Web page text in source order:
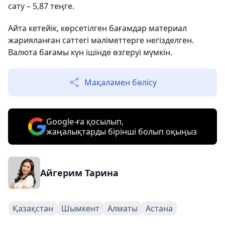
сату – 5,87 теңге.
Айта кетейік, көрсетілген бағамдар материал
жарияланған сәттегі мәліметтерге негізделген.
Валюта бағамы күн ішінде өзгеруі мүмкін.
Мақаламен бөлісу
Google-ға қосылып,
жаңалықтарды бірінші болып оқыңыз
Айгерим Тарина
Қазақстан Шымкент Алматы Астана